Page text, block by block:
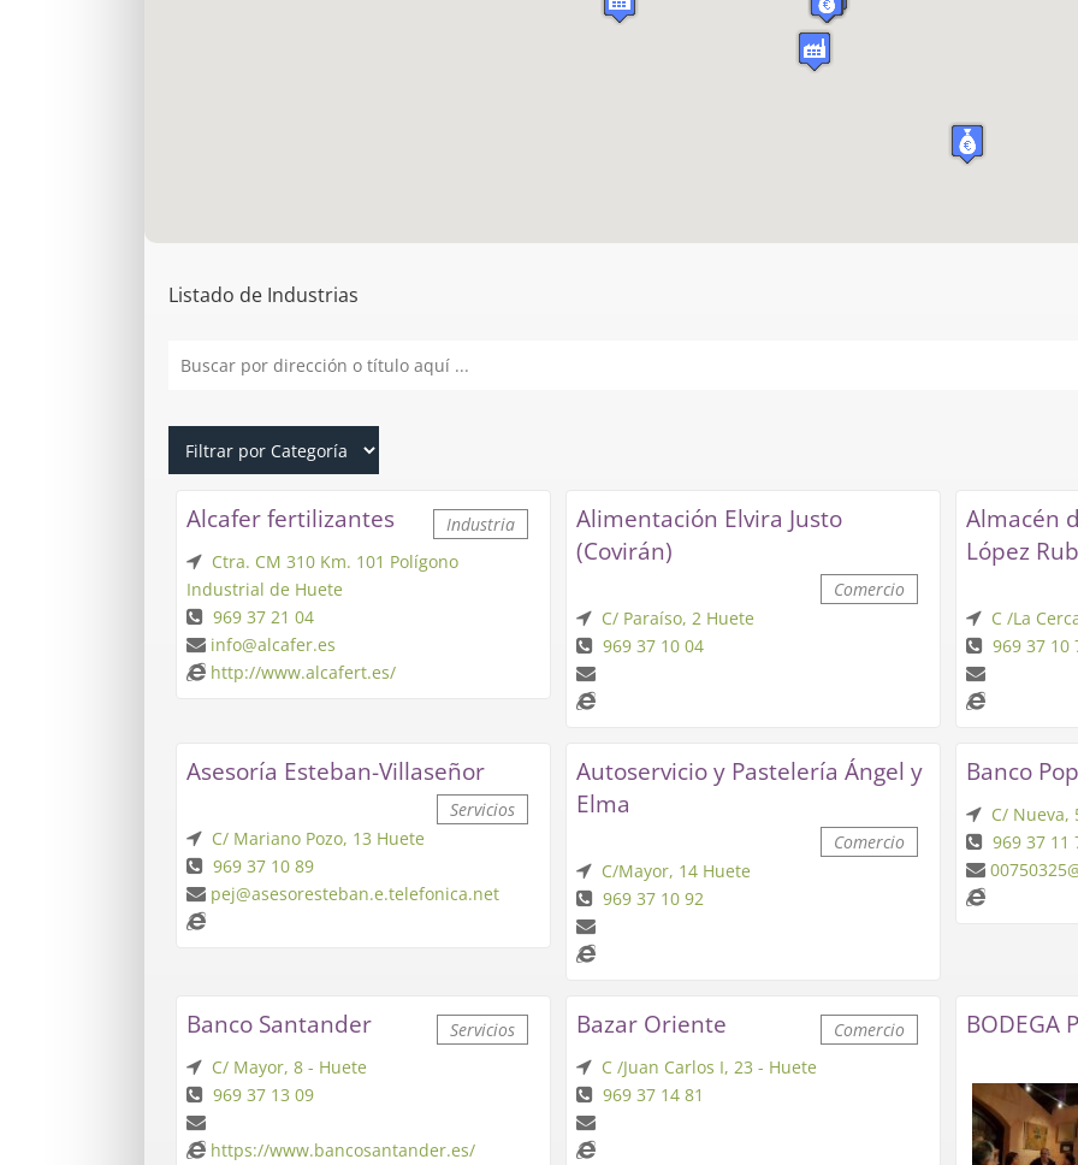
Listado de Industrias
Alcafer fertilizantes
Industria
Ctra. CM 310 Km. 101 Polígono
Industrial de Huete
969 37 21 04
info@alcafer.es
http://www.alcafert.es/
Alimentación Elvira Justo
(Covirán)
Comercio
C/ Paraíso, 2 Huete
969 37 10 04
Almacén
López
C /La
969 37 10
Asesoría Esteban-Villaseñor
Servicios
C/ Mariano Pozo, 13 Huete
969 37 10 89
pej@asesoresteban.e.telefonica.net
Autoservicio y Pastelería Ángel y
Elma
Comercio
C/Mayor, 14 Huete
969 37 10 92
Banco
C/ Nueva,
969 37 11
Banco Santander
Servicios
C/ Mayor, 8 - Huete
969 37 13 09
https://www.bancosantander.es/
Bazar Oriente
Comercio
C /Juan Carlos I, 23 - Huete
969 37 14 81
BODEGA